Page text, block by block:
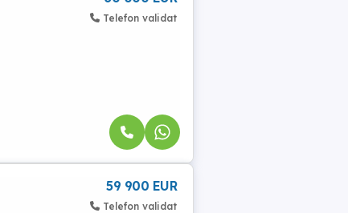
Telefon validat
59 900 EUR
Telefon validat